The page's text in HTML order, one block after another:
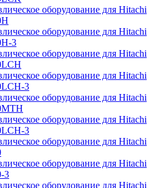
оборудование для Hitachi
оборудование для Hitachi
3
оборудование для Hitachi
оборудование для Hitachi
3
оборудование для Hitachi
оборудование для Hitachi
3
оборудование для Hitachi
оборудование для Hitachi
3
оборудование для Hitachi